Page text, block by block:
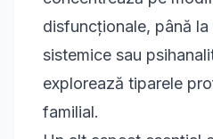
disfuncționale, până
sistemice sau
explorează tiparele
familial.